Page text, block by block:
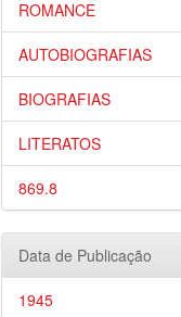
ROMANCE
AUTOBIOGRAFIAS
BIOGRAFIAS
LITERATOS
869.8
Data de Publicação
1945